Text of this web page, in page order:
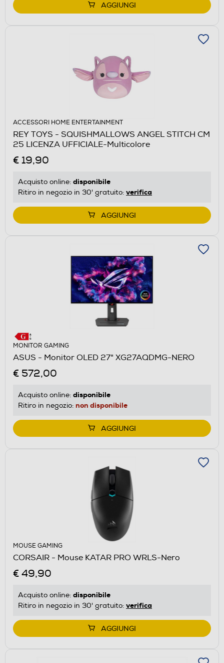
AGGIUNGI
ACCESSORI HOME ENTERTAINMENT
REY TOYS - SQUISHMALLOWS ANGEL STITCH CM
25 LICENZA UFFICIALE-Multicolore
€ 19,90
Acquisto online: disponibile
Ritiro in negozio in 30' gratuito: verifica
AGGIUNGI
MONITOR GAMING
ASUS - Monitor OLED 27" XG27AQDMG-NERO
€ 572,00
Acquisto online: disponibile
Ritiro in negozio: non disponibile
AGGIUNGI
MOUSE GAMING
CORSAIR - Mouse KATAR PRO WRLS-Nero
€ 49,90
Acquisto online: disponibile
Ritiro in negozio in 30' gratuito: verifica
AGGIUNGI